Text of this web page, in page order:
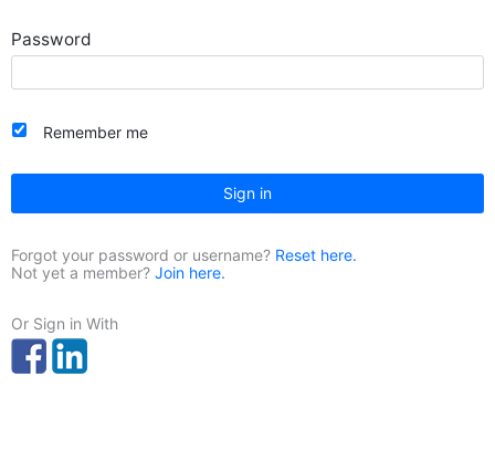
Password
Remember me
Sign in
Forgot your password or username? Reset here.
Not yet a member? Join here.
Or Sign in With